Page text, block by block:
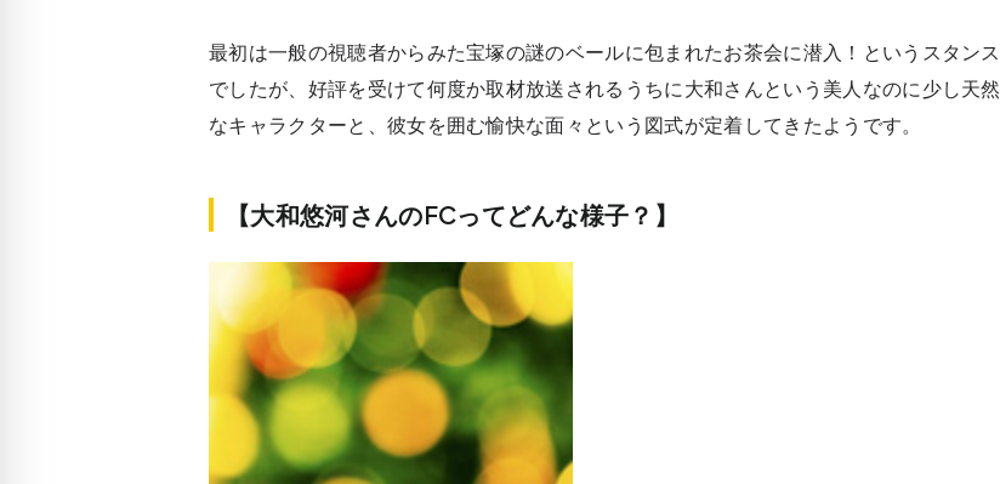
最初は一般の視聴者からみた宝塚の謎のベールに包まれたお茶会に潜入！というスタンス
でしたが、好評を受けて何度か取材放送されるうちに大和さんという美人なのに少し天然
なキャラクターと、彼女を囲む愉快な面々という図式が定着してきたようです。
【大和悠河さんのFCってどんな様子？】